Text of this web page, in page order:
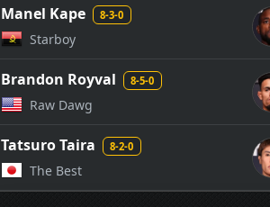
Manel Kape 8-3-0
Starboy
Brandon Royval 8-5-0
Raw Dawg
Tatsuro Taira 8-2-0
The Best